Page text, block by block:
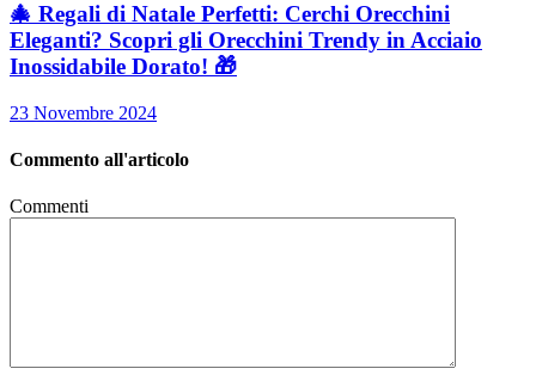
🎄 Regali di Natale Perfetti: Cerchi Orecchini
Eleganti? Scopri gli Orecchini Trendy in Acciaio
Inossidabile Dorato! 🎁
23 Novembre 2024
Commento all'articolo
Commenti